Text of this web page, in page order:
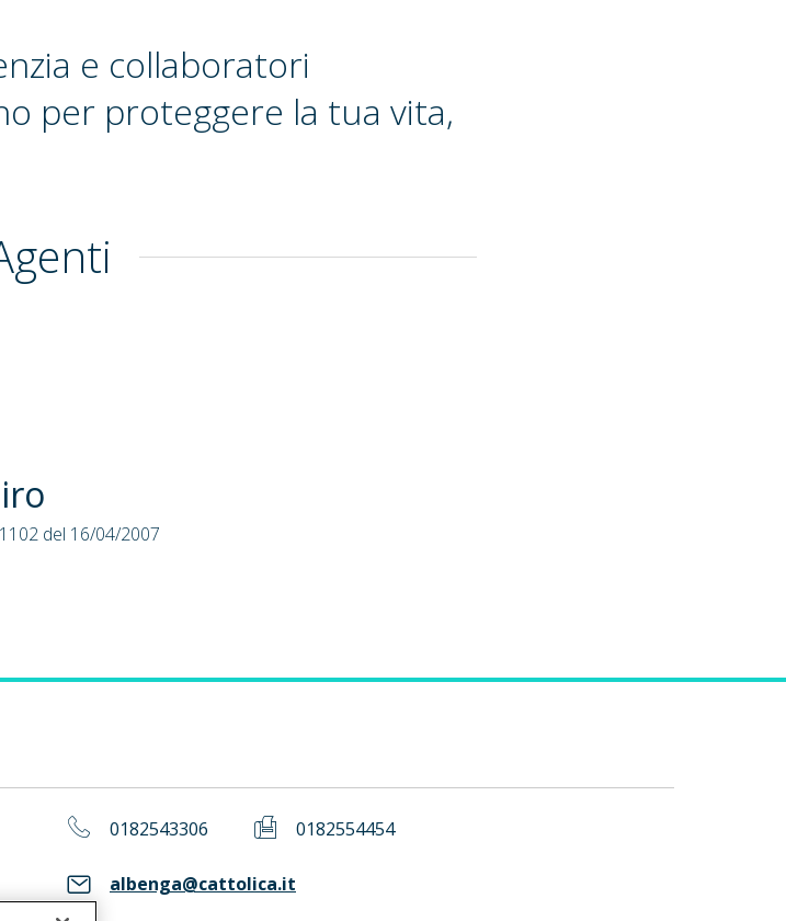
e collaboratori
per proteggere la tua vita,
del 16/04/2007
0182543306 0182554454
albenga@cattolica.it